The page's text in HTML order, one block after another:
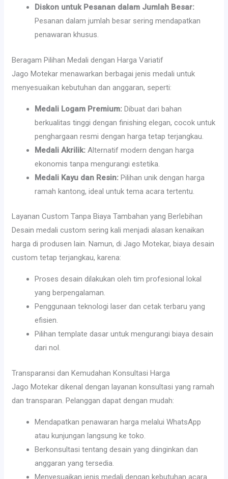
Diskon untuk Pesanan dalam Jumlah Besar:
Pesanan dalam jumlah besar sering mendapatkan
penawaran khusus.
Beragam Pilihan Medali dengan Harga Variatif
Jago Motekar menawarkan berbagai jenis medali untuk
menyesuaikan kebutuhan dan anggaran, seperti:
Medali Logam Premium: Dibuat dari bahan
berkualitas tinggi dengan finishing elegan, cocok untuk
penghargaan resmi dengan harga tetap terjangkau.
Medali Akrilik: Alternatif modern dengan harga
ekonomis tanpa mengurangi estetika.
Medali Kayu dan Resin:Pilihan unik dengan harga
ramah kantong, ideal untuk tema acara tertentu.
Layanan Custom Tanpa Biaya Tambahan yang Berlebihan
Desain medali custom sering kali menjadi alasan kenaikan
harga di produsen lain. Namun, di Jago Motekar, biaya desain
custom tetap terjangkau, karena:
Proses desain dilakukan oleh tim profesional lokal
yang berpengalaman.
Penggunaan teknologi laser dan cetak terbaru yang
efisien.
Pilihan template dasar untuk mengurangi biaya desain
dari nol.
Transparansi dan Kemudahan Konsultasi Harga
Jago Motekar dikenal dengan layanan konsultasi yang ramah
dan transparan. Pelanggan dapat dengan mudah:
Mendapatkan penawaran harga melalui WhatsApp
atau kunjungan langsung ke toko.
Berkonsultasi tentang desain yang diinginkan dan
anggaran yang tersedia.
Menyesuaikan jenis medali dengan kebutuhan acara